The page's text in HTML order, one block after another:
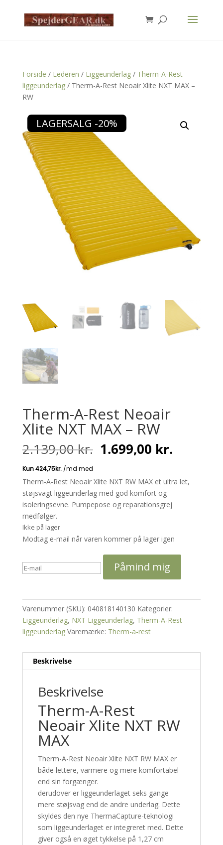
search
Forside / Lederen / Liggeunderlag/ Therm-A-Rest
liggeunderlag/ Therm-A-Rest Neoair Xlite NXT MAX –
RW
LAGERSALG -20%
Therm-A-Rest Neoair
Xlite NXT MAX – RW
2.139,00kr. Den
oprindelige
var:
2.139,00 kr..
1.699,00 kr.Den
aktuelle
er:
Therm-A-Rest Neoair Xlite NXT RW MAX et ultra let,
støjsvagt liggeunderlag med god komfort og
isoleringsevne. Pumpepose og reparationsgrej
medfølger.
Ikke på lager
Modtag e-mail når varen kommer på lager igen
Påmind mig
Varenummer (SKU): 040818140130 Kategorier:
Liggeunderlag, NXT Liggeunderlag, Therm-A-Rest
liggeunderlag Varemærke: Therm-a-rest
Beskrivelse
Beskrivelse
Therm-A-Rest
Neoair Xlite NXT RW
MAX
Therm-A-Rest Neoair Xlite NXT RW MAX er
både lettere, varmere og mere komfortabel
end sin forgænger.
derudover er liggeunderlaget seks gange
mere støjsvag end de andre underlag. Dette
skyldes den nye ThermaCapture-teknologi
som liggeunderlaget er integreret med. Dette
giver også en øget tykkelse på 1,27 cm